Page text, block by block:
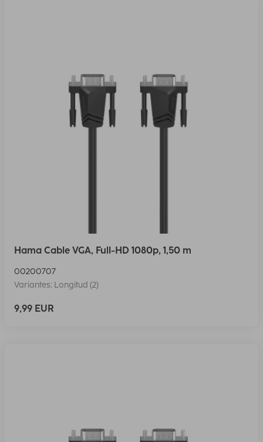
Hama Cable VGA, Full-HD 1080p, 1,50 m
00200707
Variantes: Longitud (2)
9,99 EUR